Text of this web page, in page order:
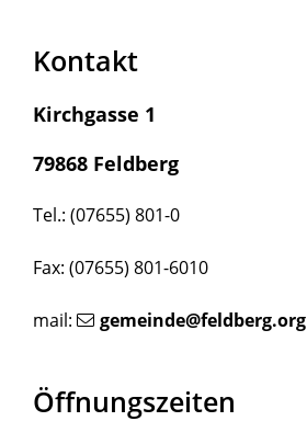
Kontakt
Kirchgasse 1
79868 Feldberg
Tel.: (07655) 801-0
Fax: (07655) 801-6010
mail: gemeinde@feldberg.org
Öffnungszeiten